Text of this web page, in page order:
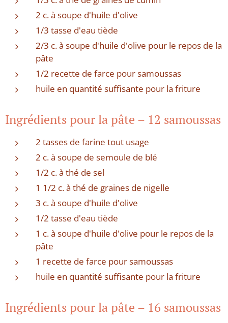
2 c. à soupe d'huile d'olive
1/3 tasse d'eau tiède
2/3 c. à soupe d'huile d'olive pour le repos de la
pâte
1/2 recette de farce pour samoussas
huile en quantité suffisante pour la friture
Ingrédients pour la pâte – 12 samoussas
2 tasses de farine tout usage
2 c. à soupe de semoule de blé
1/2 c. à thé de sel
1 1/2 c. à thé de graines de nigelle
3 c. à soupe d'huile d'olive
1/2 tasse d'eau tiède
1 c. à soupe d'huile d'olive pour le repos de la
pâte
1 recette de farce pour samoussas
huile en quantité suffisante pour la friture
Ingrédients pour la pâte – 16 samoussas